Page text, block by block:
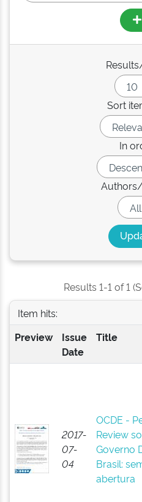
Sort
In
Results 1-1 of 1
Item hits:
Preview
Issue
Date
Title
2017-
07-
04
OCDE -
Review
Governo
Brasil:
abertura